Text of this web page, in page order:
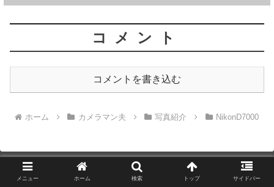
コメント
コメントを書き込む
ホーム カメラマン夫 写真紹介 NikonD7000
メニュー ホーム 検索 トップ サイドバー